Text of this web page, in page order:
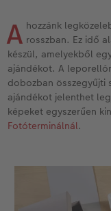
Így
Art
Art
Art
A hozzánk
rosszban. Ez idő
készül, amelyekből
ajándékot. A
dobozban összegyűjti
ajándékot jelenthet
képeket egyszerűen
Fotóterminálnál.